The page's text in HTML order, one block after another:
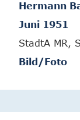
Hermann
Juni 1951
StadtA MR,
Bild/Foto